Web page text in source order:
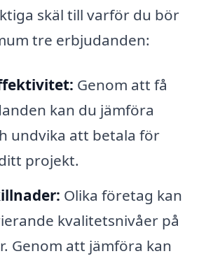
skäl till varför du bör
tre erbjudanden:
Genom att få
kan du jämföra
undvika att betala för
projekt.
Olika företag kan
kvalitetsnivåer på
Genom att jämföra kan